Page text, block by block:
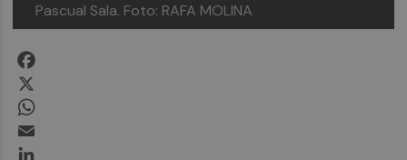
Pascual Sala. Foto: RAFA MOLINA